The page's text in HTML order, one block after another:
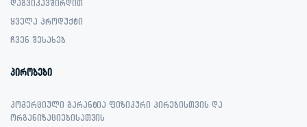
დაგვიკავშირდით
ყველა პროდუქტი
ჩვენ შესახებ
პირობები
კომერციული გარანტია ფიზიკური პირებისთვის და
ორგანიზაციებისათვის